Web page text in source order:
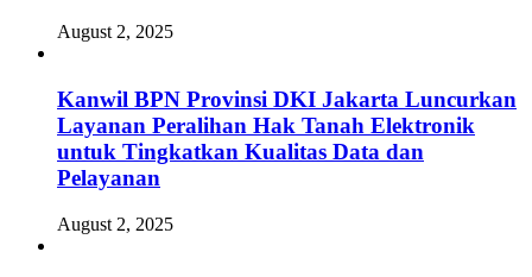
August 2, 2025
Kanwil BPN Provinsi DKI Jakarta Luncurkan
Layanan Peralihan Hak Tanah Elektronik
untuk Tingkatkan Kualitas Data dan
Pelayanan
August 2, 2025